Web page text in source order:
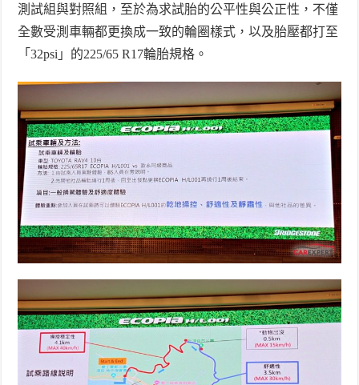
測試組與對照組，至於為求試胎的公平性與公正性，不僅
全數受測車輛都更換成一致的輪圈樣式，以及胎壓都打至
「32psi 」的225/65 R17輪胎規格。